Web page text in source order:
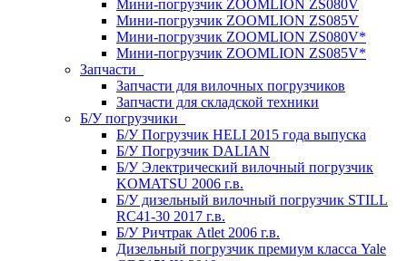
Мини-погрузчик ZOOMLION ZS080V
Мини-погрузчик ZOOMLION ZS085V
Мини-погрузчик ZOOMLION ZS080V*
Мини-погрузчик ZOOMLION ZS085V*
Запчасти
Запчасти для вилочных погрузчиков
Запчасти для складской техники
Б/У погрузчики
Б/У Погрузчик HELI 2015 года выпуска
Б/У Погрузчик DALIAN
Б/У Электрический вилочный погрузчик
KOMATSU 2006 г.в.
Б/У дизельный вилочный погрузчик STILL
RC41-30 2017 г.в.
Б/У Ричтрак Atlet 2006 г.в.
Дизельный погрузчик премиум класса Yale